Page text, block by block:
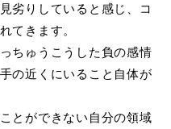
劣りしていると感じ、コ
てきます。
ちゅうこうした負の感情
の近くにいること自体が
とができない自分の領域